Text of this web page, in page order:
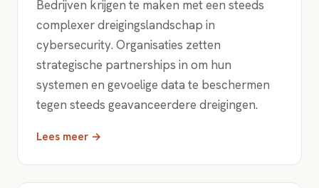
Bedrijven krijgen te maken met een steeds
complexer dreigingslandschap in
cybersecurity. Organisaties zetten
strategische partnerships in om hun
systemen en gevoelige data te beschermen
tegen steeds geavanceerdere dreigingen.
Lees meer →